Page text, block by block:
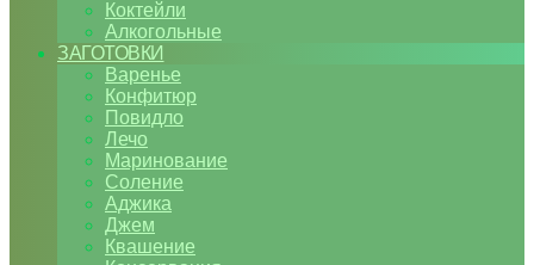
Коктейли
Алкогольные
ЗАГОТОВКИ
Варенье
Конфитюр
Повидло
Лечо
Маринование
Соление
Аджика
Джем
Квашение